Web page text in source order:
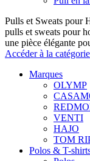
Pulls et Sweats pour
pulls et sweats pour
une pièce élégante
Accéder à la
Marques
OLYMP
VENTI
HAJO
TOM
Polos & T-